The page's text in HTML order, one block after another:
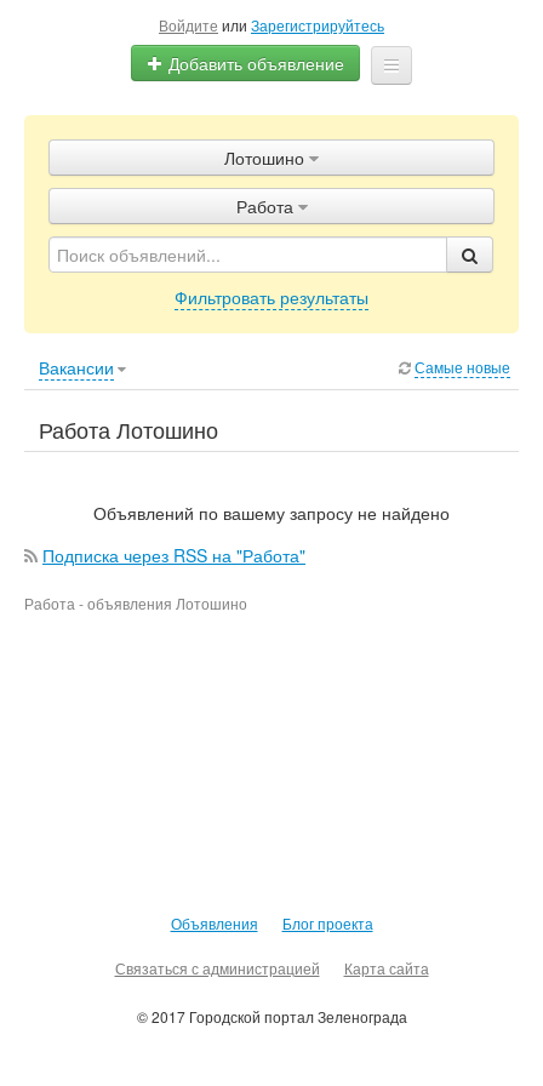
Войдите или Зарегистрируйтесь
Добавить объявление
Объявления
Блог
Лотошино
Работа
Фильтровать результаты
Вакансии Самые новые
Работа Лотошино
Объявлений по вашему запросу не найдено
Подписка через RSS на "Работа"
Работа - объявления Лотошино
Объявления Блог проекта
Связаться с администрацией Карта сайта
© 2017 Городской портал Зеленограда